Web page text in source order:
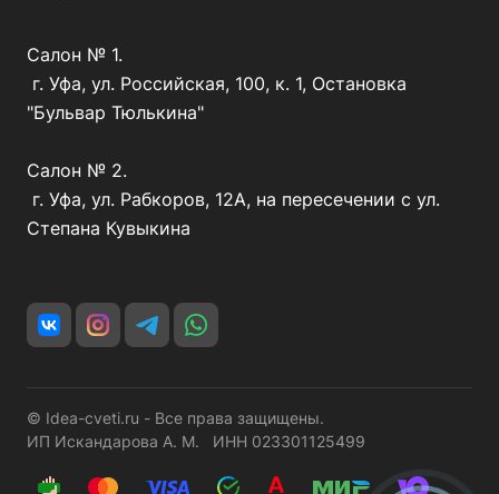
Салон № 1.
г. Уфа, ул. Российская, 100, к. 1, Остановка
"Бульвар Тюлькина"
Салон № 2.
г. Уфа, ул. Рабкоров, 12А, на пересечении с ул.
Степана Кувыкина
© Idea-cveti.ru - Все права защищены.
ИП Искандарова А. М. ИНН 023301125499